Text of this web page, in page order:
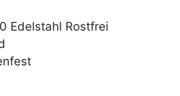
Edelstahl Rostfrei